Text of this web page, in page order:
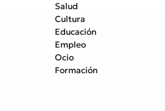
Salud
Cultura
Educación
Empleo
Ocio
Formación